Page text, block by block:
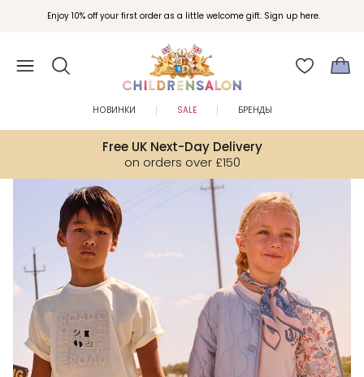
Enjoy 10% off your first order as a little welcome gift. Sign up here.
Вступайте в клуб Бонусы Childrensalon для эксклюзивных привилегий при
покупках.
Free UK Next-Day Delivery
on orders over £150
НОВИНКИ SALE БРЕНДЫ